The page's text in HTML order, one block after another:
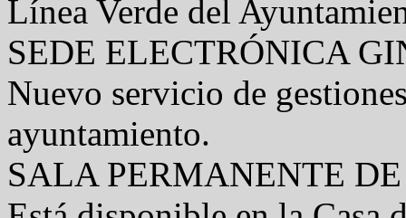
Línea Verde del
SEDE ELECTRÓNICA
Nuevo servicio de
ayuntamiento.
SALA PERMANENTE